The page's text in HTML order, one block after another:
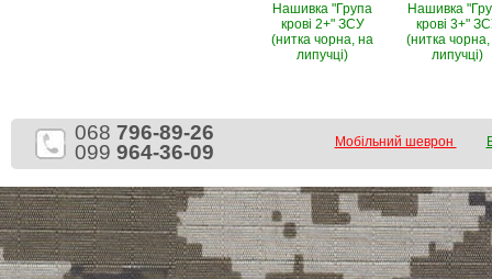
Нашивка "Група
крові 2+" ЗСУ
(нитка чорна, на
липучці)
Нашивка
крові 3+"
(нитка
липучці)
068 796-89-26
099 964-36-09 Мобільний шеврон